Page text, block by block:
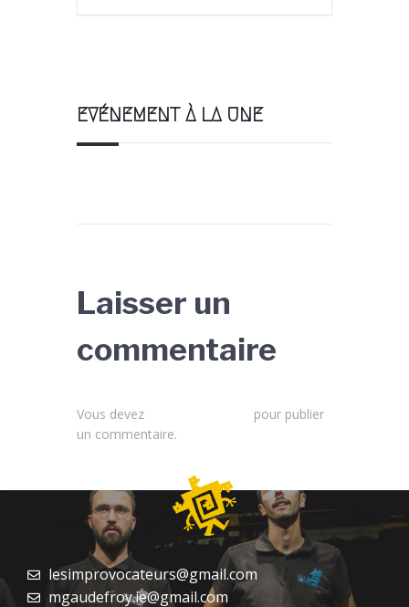
EVÉNEMENT À LA UNE
Laisser un
commentaire
Vous devez
pour publier
un commentaire.
lesimprovocateurs@gmail.com
mgaudefroy.ie@gmail.com